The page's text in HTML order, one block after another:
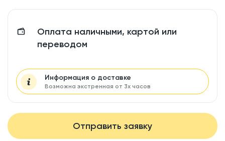
Отправить заявку
Оплата наличными, картой или
переводом
Информация о доставке
Возможна экстренная от 3х часов